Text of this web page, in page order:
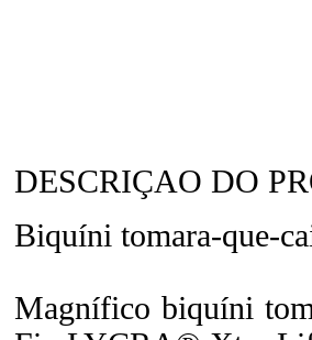
DESCRIÇAO DO
Biquíni tomara-que-
Magnífico biquíni